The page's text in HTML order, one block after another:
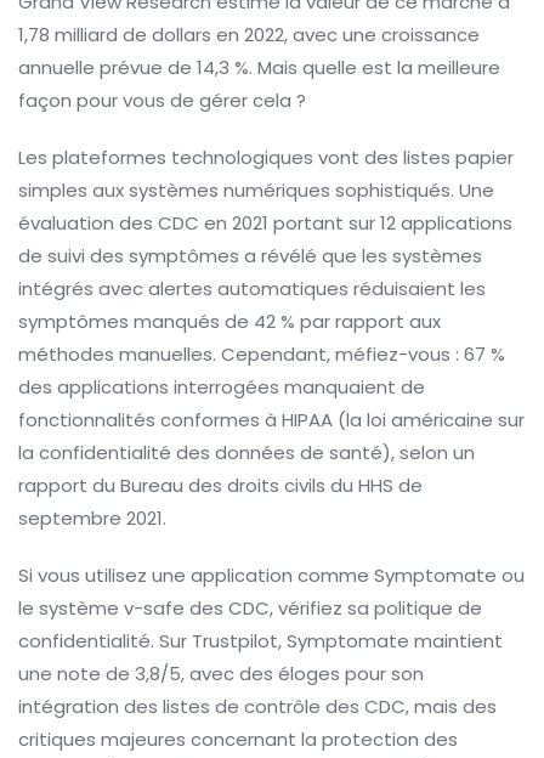
1,78 milliard de dollars en 2022, avec une croissance
annuelle prévue de 14,3 %. Mais quelle est la meilleure
façon pour vous de gérer cela ?
Les plateformes technologiques vont des listes papier
simples aux systèmes numériques sophistiqués. Une
évaluation des CDC en 2021 portant sur 12 applications
de suivi des symptômes a révélé que les systèmes
intégrés avec alertes automatiques réduisaient les
symptômes manqués de 42 % par rapport aux
méthodes manuelles. Cependant, méfiez-vous : 67 %
des applications interrogées manquaient de
fonctionnalités conformes à HIPAA (la loi américaine sur
la confidentialité des données de santé), selon un
rapport du Bureau des droits civils du HHS de
septembre 2021.
Si vous utilisez une application comme Symptomate ou
le système v-safe des CDC, vérifiez sa politique de
confidentialité. Sur Trustpilot, Symptomate maintient
une note de 3,8/5, avec des éloges pour son
intégration des listes de contrôle des CDC, mais des
critiques majeures concernant la protection des